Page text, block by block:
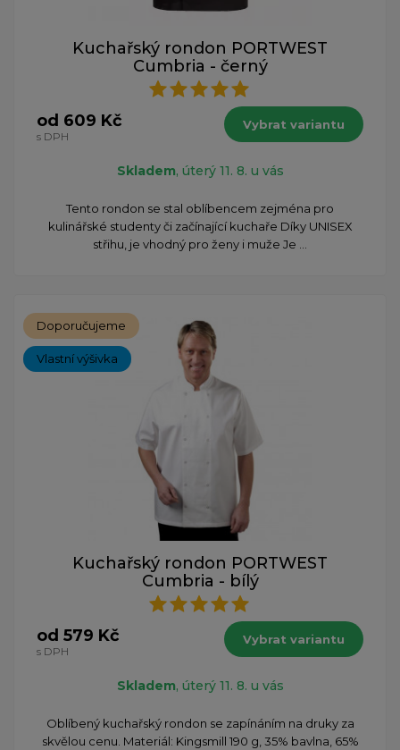
Kuchařský rondon PORTWEST
Cumbria - černý
od 609 Kč
s DPH
Vybrat variantu
Skladem, úterý 11. 8. u vás
Tento rondon se stal oblíbencem zejména pro
kulinářské studenty či začínající kuchaře Díky UNISEX
střihu, je vhodný pro ženy i muže Je ...
Doporučujeme
Vlastní výšivka
Kuchařský rondon PORTWEST
Cumbria - bílý
od 579 Kč
s DPH
Vybrat variantu
Skladem, úterý 11. 8. u vás
Oblíbený kuchařský rondon se zapínáním na druky za
skvělou cenu. Materiál: Kingsmill 190 g, 35% bavlna, 65%